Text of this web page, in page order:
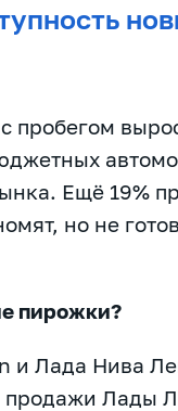
пробегом
Ещё 19%
но не
пирожки?
и Лада Нива
продажи Лады